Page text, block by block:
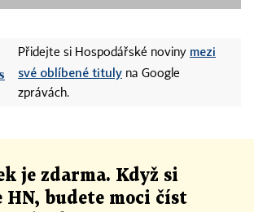
Přidejte si Hospodářské noviny mezi
své oblíbené tituly na Google
zprávách.
je zdarma. Když si
budete moci číst